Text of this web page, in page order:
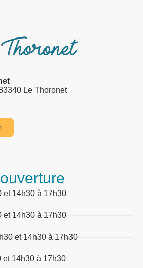
Le Thoronet
et 14h30 à 17h30
et 14h30 à 17h30
et 14h30 à 17h30
et 14h30 à 17h30